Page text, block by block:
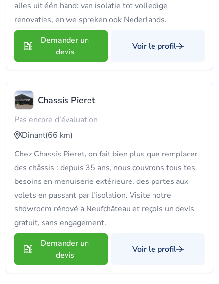
alles uit één hand: van isolatie tot volledige
renovaties, en we spreken ook Nederlands.
Demander un
devis
Voir le profil
Chassis Pieret
Pas encore d'évaluation
Dinant(66 km)
Chez Chassis Pieret, on fait bien plus que remplacer
des châssis : depuis 35 ans, nous couvrons tous tes
besoins en menuiserie extérieure, des portes aux
volets en passant par l'isolation. Visite notre
showroom rénové à Neufchâteau et reçois un devis
gratuit, sans engagement.
Demander un
devis
Voir le profil